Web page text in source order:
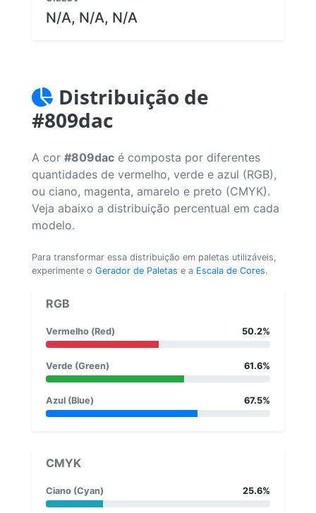
N/A, N/A, N/A
Distribuição de
#809dac
A cor #809dac é composta por diferentes
quantidades de vermelho, verde e azul (RGB),
ou ciano, magenta, amarelo e preto (CMYK).
Veja abaixo a distribuição percentual em cada
modelo.
Para transformar essa distribuição em paletas utilizáveis,
experimente o Gerador de Paletas e a Escala de Cores.
RGB
Vermelho (Red) 50.2%
Verde (Green) 61.6%
Azul (Blue) 67.5%
CMYK
Ciano (Cyan) 25.6%